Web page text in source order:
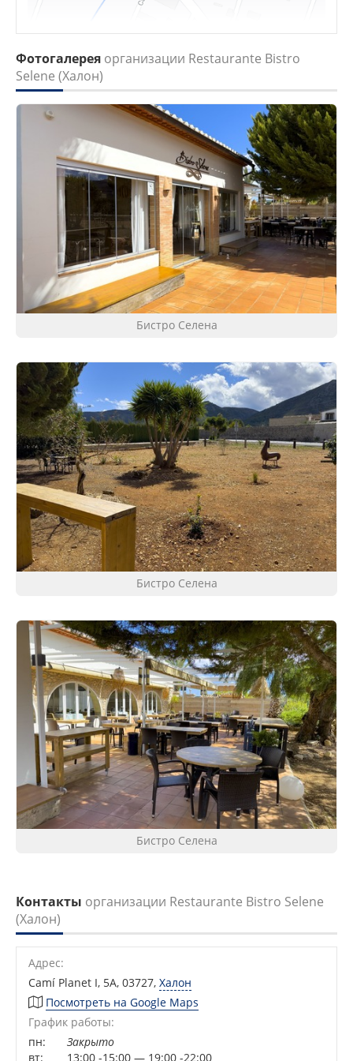
Фотогалерея организации Restaurante Bistro
Selene (Халон)
Бистро Селена
Бистро Селена
Бистро Селена
Контакты организации Restaurante Bistro Selene
(Халон)
Адрес:
Camí Planet I, 5А, 03727, Халон
Посмотреть на Google Maps
График работы:
пн:
Закрыто
вт:
13:00 -15:00 — 19:00 -22:00